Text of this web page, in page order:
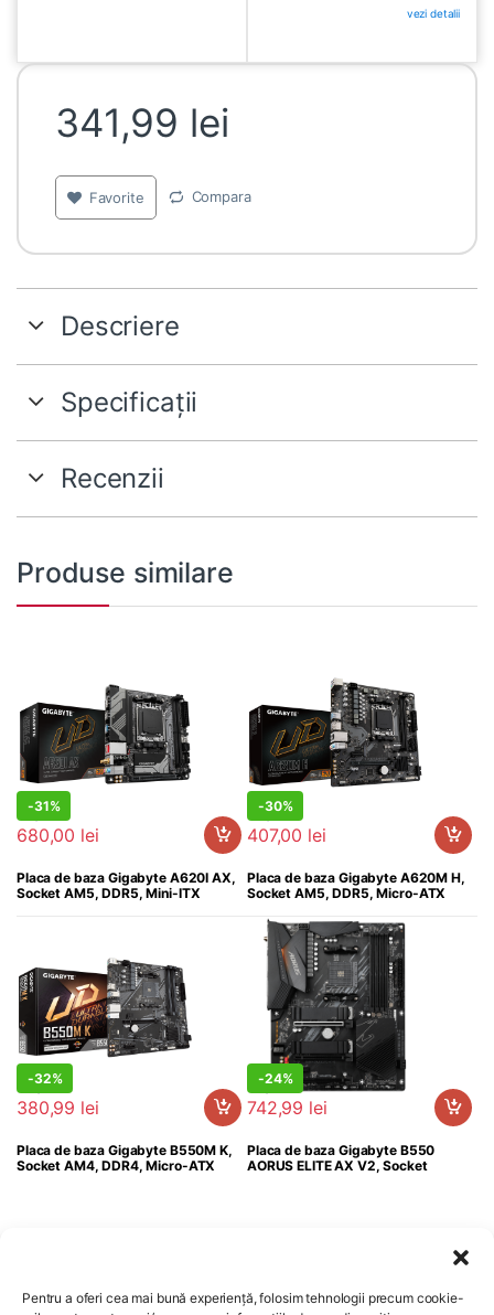
Pentru a oferi cea mai bună experiență, folosim tehnologii precum cookie-
vezi detalii
341,99 lei
Favorite Compara
Descriere
Specificații
Recenzii
Produse similare
Placa de baza Gigabyte A620I AX,
Socket AM5, DDR5, Mini-ITX
-31%
680,00 lei
lei
Placa de baza Gigabyte A620M H,
Socket AM5, DDR5, Micro-ATX
-30%
407,00 lei
578,99 lei
Placa de baza Gigabyte B550M K,
Socket AM4, DDR4, Micro-ATX
-32%
380,99 lei
lei
Placa de baza Gigabyte B550
AORUS ELITE AX V2, Socket
-24%
742,99 lei
lei